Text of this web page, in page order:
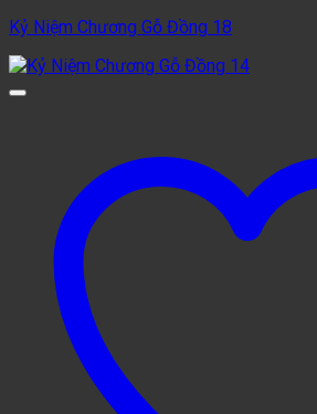
Kỷ Niệm Chương Gỗ Đồng 18